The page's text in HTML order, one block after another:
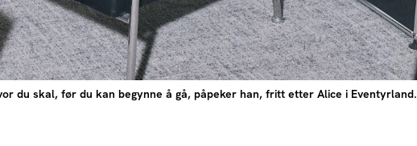
du skal, før du kan begynne å gå, påpeker han, fritt etter Alice i Eventyrland.